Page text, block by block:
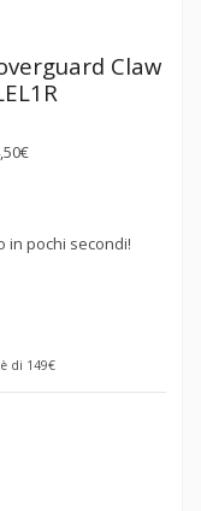
Claw
in pochi secondi!
di 149€